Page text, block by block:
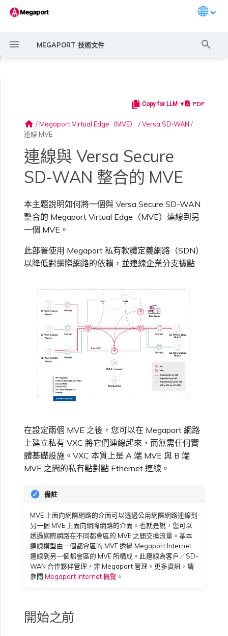
MEGAPORT 技術文件
快速開始
設定 Megaport 帳戶
概述
強制多重身分驗證
設定單一登入
提供技術支援聯絡方式
設定財務資訊
更新公司資訊
重設密碼
登入 Megaport Portal
Megaport Portal 儀表板
連線至 Latitude.sh
瞭解位置資訊
合作夥伴代管帳戶
技術規格
限制與配額
常見多雲連線情境
使用 Megaport 解決方案實
現 MPLS 網路現代化
以服務供應商身分使用
Megaport API 管理連線
Megaport 全球網狀 WAN
Megaport 上雲即服務
MACsec
IPsec
雲端原生 VPN 加密
高速跨雲加密
訂購交叉連接
訂購本地迴路
Port 備援
鏈路聚合群組（LAG）
建立 LAG
終止 Port
建立私有 VXC
遷移 VXC
設定服務金鑰
使用服務金鑰建立連線
設定 Q-in-Q
變更合約 VXC 的速率
關閉 VXC 以進行容錯移轉測
路由指南
MCR
終止 Megaport Internet 連
Port
11:11 Systems
阿里雲專線接入
AWS Direct Connect
Cloudflare
Google Cloud
IBM Cloud Direct Link
Oracle Cloud Infrastructure
OVHcloud
Connect
SAP
MCR
概述
阿里雲 MCR 連線
AWS Direct Connect
DigitalOcean MCR 連線
Google MCR 連線
IBM Cloud Direct Link MCR
連線
Oracle MCR 連線
Salesforce MCR 連線
MVE
概述
Aviatrix
Cisco SD-WAN
Versa SD-WAN
VMware SD-WAN
MCR 進階 VLAN 與路由功能
MCR 備援
建立 MCR
建立 MCR VXC
設定 MCR
使用封包過濾
在 MCR 中使用 IPsec
路由過濾
路由彙總
設定 BGP 進階設定
MCR Looking Glass（路由診
MCR 的 NAT 運作原理
6WIND 授權網路功能
規劃部署
建立 MVE
建立 VXC
連線 MVE
規劃部署
建立 MVE
建立 VXC
連線 MVE
終止 MVE
規劃部署
建立 MVE
建立 MVE 概述
手動建立 MVE
建立 VXC
終止 MVE
規劃部署
建立 MVE
建立 VXC
連線 MVE
終止 MVE
規劃部署
建立 MVE
建立 VXC
連線 MVE
規劃部署
建立 MVE
建立 MVE 概述
建立 SD-WAN MVE
使用 Cisco Meraki 建立 MVE
Threat Defense Virtual 建立
MVE
建立 VXC
將 MPLS 與 SDCI 整合
規劃部署
建立 MVE
建立 VXC
連線 MVE
終止 MVE
基於 FGSP 設定 Fortinet 防
火牆高可用性
規劃部署
建立 MVE
使用 Juniper SSR 建立 MVE
建立 VXC
終止 MVE
Palo Alto Networks VM-
建立 VM-Series MVE
建立 VXC
連線 MVE
設定 Palo Alto Networks 高
可用性
Prisma SD-WAN
Palo Alto Networks Prisma
建立 Prisma MVE
建立 VXC
連線 MVE
規劃部署
建立 MVE
建立 VXC
連線 MVE
終止 MVE
在兩個 MVE 之間建立
VXC
將 MVE 詳細資料新增至
規劃部署
建立 MVE
建立 VXC
連線 MVE
終止 MVE
備援
設定 IX
IX 需求
AMS-IX 連線
France-IX 連線
管理 IX
編輯 IX
遷移 IX
關閉 IX
MegaIX 功能概述
IX 遙測
BGP 社群
都會區 ID
建立個人檔案
申請連線
Marketplace 通知
Marketplace 常見問題
監控 MCR
監控 MVE
監控服務狀態
檢視工作階段事件日誌
管理個人檔案
設定電子郵件通知
更新公司資訊
管理最短合約期續約
Marketplace 個人檔案
新增和修改使用者
管理使用者角色
監控維護和中斷事件
Megaport 授權書
Port 定價與合約條款
VXC 定價與合約條款
Megaport Internet 定價與合
約條款
IX 定價與合約條款
MVE 定價與合約條款
啟用計費市場
指派財務角色
更新帳單資訊
信用卡付款
瞭解 Megaport 帳單
客戶現場服務
MCR 計費
MVE 計費
VXC、Megaport Internet 和
建立 API 金鑰
管理使用者
建立 Port
建立服務金鑰
建立 VXC
變更 VXC 設定
建立至 AWS 的 VXC
建立至 Google Cloud 的
建立 Megaport Internet 連
使用 API 建立 MCR VXC
從 MCR 建立至 Azure 的
快速開始
建立 Megaport Terraform
Provider 設定檔
使用 Megaport Terraform
Provider 建立和管理服務
使用 Megaport 資源進行
Terraform 狀態管理
匯入現有生產服務
使用 Terraform MCP
Megaport Terraform
Provider 常見問題
Provider 學習資料與資源
啟用
啟用 Port
容量錯誤
Port 與 VXC
Port 或 VXC 中斷或不穩定
Port 或 VXC 封包遺失
吞吐量與效能
MCR
MCR 中斷或無法使用
MCR BGP 工作階段中斷
其他 MCR 問題
MVE 中斷或無法使用
SD-WAN 管理連線
IX 連線
IX BGP 工作階段中斷
雲端服務供應商互聯位址空間
建立 Juniper 私有連線
Megaport Terraform
Provider
客戶安全責任
Megaport Portal 驗證常見
API 淘汰常見問題
聯繫支援
支援請求入口網站
瞭解支援請求
升級支援案件
傳送意見回饋
歐盟數位服務法
Copy for LLM ▼ PDF
home / Megaport Virtual Edge（MVE） / Versa SD-WAN /
連線 MVE
連線與 Versa Secure
SD-WAN 整合的 MVE
本主題說明如何將一個與 Versa Secure SD-WAN
整合的 Megaport Virtual Edge（MVE）連線到另
一個 MVE。
此部署使用 Megaport 私有軟體定義網路（SDN）
以降低對網際網路的依賴，並連線企業分支據點
在設定兩個 MVE 之後，您可以在 Megaport 網路
上建立私有 VXC 將它們連線起來，而無需任何實
體基礎設施。VXC 本質上是 A 端 MVE 與 B 端
MVE 之間的私有點對點 Ethernet 連線。
備註
MVE 上面向網際網路的介面可以透過公用網際網路連線到
另一個 MVE 上面向網際網路的介面。也就是說，您可以
透過網際網路在不同都會區的 MVE 之間交換流量。基本
連線模型由一個都會區的 MVE 透過 Megaport Internet
連線到另一個都會區的 MVE 所構成。此連線為客戶／SD-
WAN 合作夥伴管理，非 Megaport 管理。更多資訊，請
參閱 Megaport Internet 概覽 。
開始之前